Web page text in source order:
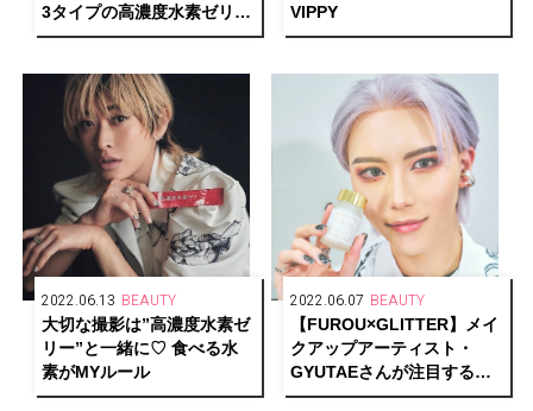
3タイプの高濃度水素ゼリー
はMY定番！」 by Yu
VIPPY
2022.06.13 BEAUTY
大切な撮影は”高濃度水素ゼ
リー”と一緒に♡ 食べる水
素がMYルール
2022.06.07 BEAUTY
【FUROU×GLITTER】メイ
クアップアーティスト・
GYUTAEさんが注目する
「NMN」って？美人外科